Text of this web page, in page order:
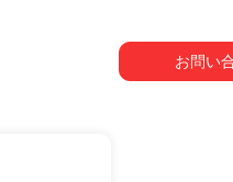
お問い